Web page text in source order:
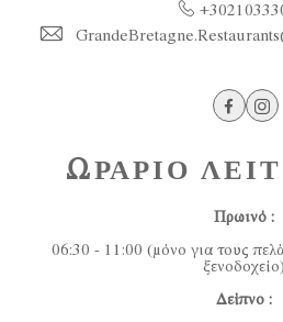
ΩΡΑΡΙΟ
Πρωινό :
06:30 - 11:00 (μόνο για τους
ξενοδοχείο)
Δείπνο :